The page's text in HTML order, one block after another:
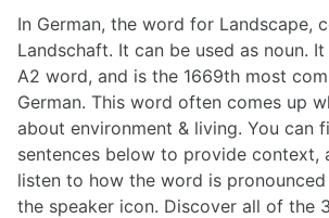
In German, the word for Landscape,
Landschaft. It can be used as noun.
A2 word, and is the 1669th most
German. This word often comes up
about environment & living. You can
sentences below to provide context,
listen to how the word is
the speaker icon. Discover all of the